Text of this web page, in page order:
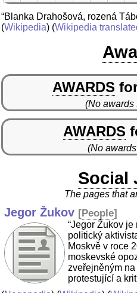
“Blanka Drahošová, rozená
(Wikipedia) (Wikipedia
AWARDS
(No awards
AWARDS
(No
Social
The pages that
Jegor Žukov [People]
“Jegor Žukov
politický
Moskvě v roce
moskevské
zveřejněným
protestující a